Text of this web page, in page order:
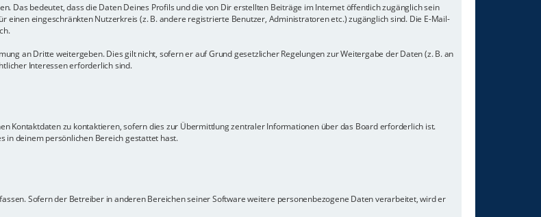
Das bedeutet, dass die Daten Deines Profils und die von Dir erstellten Beiträge im Internet öffentlich zugänglich sein
eingeschränkten Nutzerkreis (z. B. andere registrierte Benutzer, Administratoren etc.) zugänglich sind. Die E-Mail-
an Dritte weitergeben. Dies gilt nicht, sofern er auf Grund gesetzlicher Regelungen zur Weitergabe der Daten (z. B. an
Interessen erforderlich sind.
Kontaktdaten zu kontaktieren, sofern dies zur Übermittlung zentraler Informationen über das Board erforderlich ist.
in deinem persönlichen Bereich gestattet hast.
Sofern der Betreiber in anderen Bereichen seiner Software weitere personenbezogene Daten verarbeitet, wird er